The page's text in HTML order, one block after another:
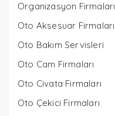
Organizasyon Firmaları
Oto Aksesuar Firmaları
Oto Bakım Servisleri
Oto Cam Firmaları
Oto Civata Firmaları
Oto Çekici Firmaları